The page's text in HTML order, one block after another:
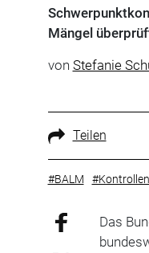
Mängel
von Stefanie
Teilen
#BALM #Kontrollen
Das